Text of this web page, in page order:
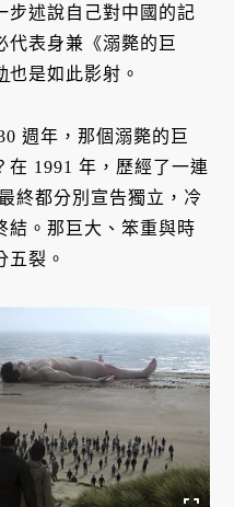
步述說自己對中國的記
代表身兼《溺斃的巨
也是如此影射。
週年，那個溺斃的巨
在 1991 年，歷經了一連
終都分別宣告獨立，冷
結。那巨大、笨重與時
五裂。